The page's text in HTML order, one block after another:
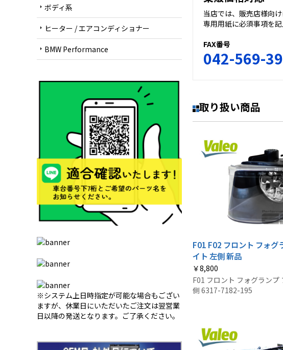
arrow_right ボディ系
arrow_right ヒーター / エアコンディショナー
arrow_right BMW Performance
※システム上日時指定が可能な場合もござい
ますが、休業日にいただいたご注文は翌営業
日以降の発送となります。ご了承ください。
当店では、販売店様向
専用用紙に必須事項を
FAX番号
042-569-
取り扱い商品
F01 F02 フロント フォグ
イト 左側 新品
￥8,800
F01 フロント フォグランプ
側 6317-7182-195